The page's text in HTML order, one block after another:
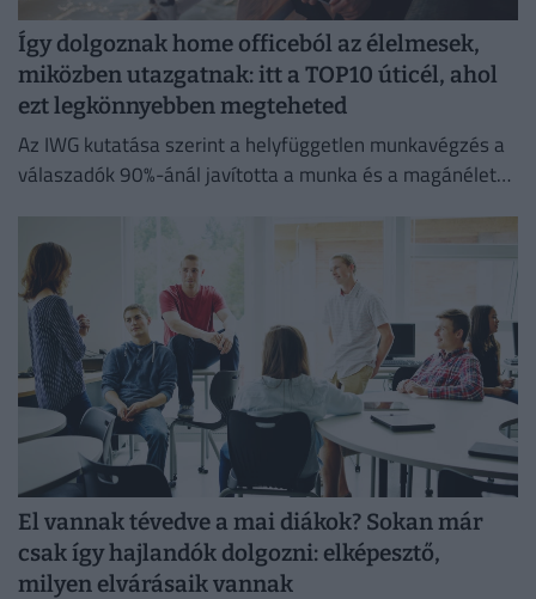
Így dolgoznak home officeból az élelmesek,
miközben utazgatnak: itt a TOP10 úticél, ahol
ezt legkönnyebben megteheted
Az IWG kutatása szerint a helyfüggetlen munkavégzés a
válaszadók 90%-ánál javította a munka és a magánélet
El vannak tévedve a mai diákok? Sokan már
csak így hajlandók dolgozni: elképesztő,
milyen elvárásaik vannak